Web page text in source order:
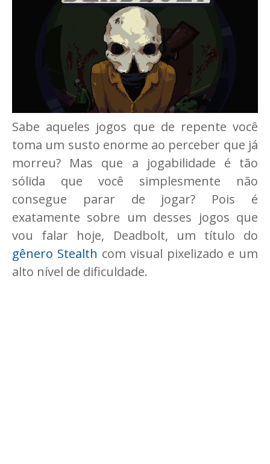
Sabe aqueles jogos que de repente você
toma um susto enorme ao perceber que já
morreu? Mas que a jogabilidade é tão
sólida que você simplesmente não
consegue parar de jogar? Pois é
exatamente sobre um desses jogos que
vou falar hoje, Deadbolt, um título do
gênero Stealth com visual pixelizado e um
alto nível de dificuldade.